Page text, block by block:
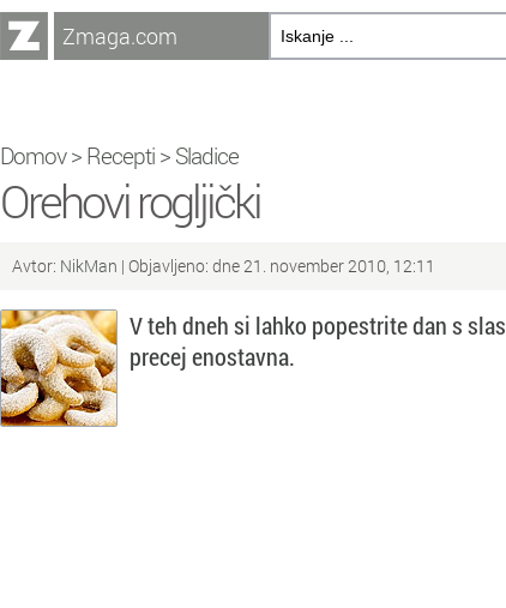
Zmaga.com
Domov> Recepti > Sladice
Orehovi rogljički
Avtor: NikMan | Objavljeno: dne 21. november 2010, 12:11
V teh dneh si lahko popestrite dan s
precej enostavna.